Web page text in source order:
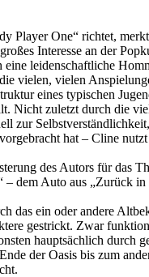
One“ richtet,
Interesse an der
leidenschaftliche
vielen, vielen
eines typischen
Nicht zuletzt durch die
zur
hat – Cline
des Autors für das
– dem Auto aus „Zurück
das ein oder andere
gestrickt. Zwar
hauptsächlich durch
der Oasis bis zum